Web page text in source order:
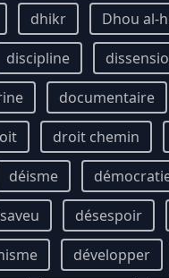
dhikr Dhou al-
discipline
documentaire
droit chemin
déisme
désespoir
développer